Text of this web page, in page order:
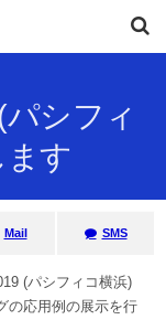
シフィ
す
Mail SMS
(パシフィコ横浜)
の応用例の展示を行